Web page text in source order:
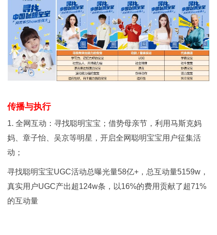
传播与执行
1. 全网互动：寻找聪明宝宝；借势母亲节，利用马斯克妈
妈、章子怡、吴京等明星，开启全网聪明宝宝用户征集活
动；
寻找聪明宝宝UGC活动总曝光量58亿+，总互动量5159w，
真实用户UGC产出超124w条，以16%的费用贡献了超71%
的互动量